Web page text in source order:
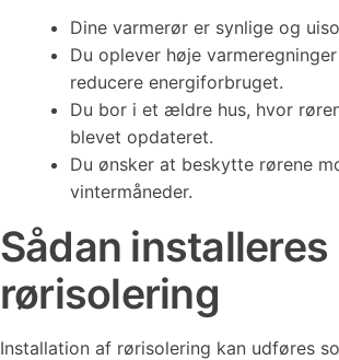
Dine varmerør er synlige og
Du oplever høje
reducere energiforbruget.
Du bor i et ældre hus, hvor
blevet opdateret.
Du ønsker at beskytte rørene
vintermåneder.
Sådan installeres
rørisolering
Installation af rørisolering kan udføres